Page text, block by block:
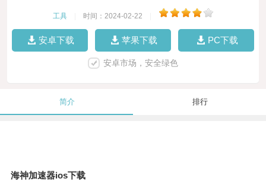
工具 时间：2024-02-22
安卓下载 苹果下载 PC下载
安卓市场，安全绿色
简介 排行
海神加速器ios下载